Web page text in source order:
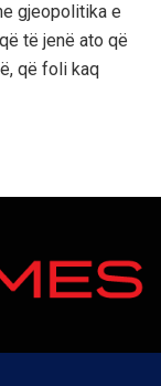
gjeopolitika e
të jenë ato që
që foli kaq